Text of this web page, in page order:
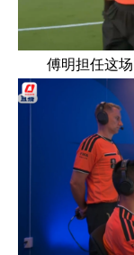
傅明担任这